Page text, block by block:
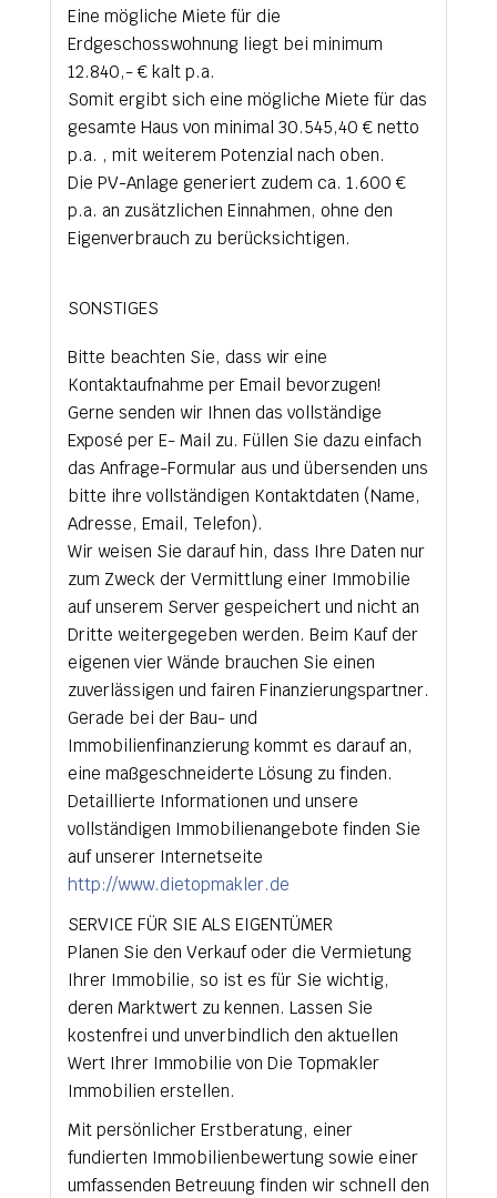
Eine mögliche Miete für die
Erdgeschosswohnung liegt bei minimum
12.840,- € kalt p.a.
Somit ergibt sich eine mögliche Miete für das
gesamte Haus von minimal 30.545,40 € netto
p.a. , mit weiterem Potenzial nach oben.
Die PV-Anlage generiert zudem ca. 1.600 €
p.a. an zusätzlichen Einnahmen, ohne den
Eigenverbrauch zu berücksichtigen.
SONSTIGES
Bitte beachten Sie, dass wir eine
Kontaktaufnahme per Email bevorzugen!
Gerne senden wir Ihnen das vollständige
Exposé per E- Mail zu. Füllen Sie dazu einfach
das Anfrage-Formular aus und übersenden uns
bitte ihre vollständigen Kontaktdaten (Name,
Adresse, Email, Telefon).
Wir weisen Sie darauf hin, dass Ihre Daten nur
zum Zweck der Vermittlung einer Immobilie
auf unserem Server gespeichert und nicht an
Dritte weitergegeben werden. Beim Kauf der
eigenen vier Wände brauchen Sie einen
zuverlässigen und fairen Finanzierungspartner.
Gerade bei der Bau- und
Immobilienfinanzierung kommt es darauf an,
eine maßgeschneiderte Lösung zu finden.
Detaillierte Informationen und unsere
vollständigen Immobilienangebote finden Sie
auf unserer Internetseite
http://www.dietopmakler.de
SERVICE FÜR SIE ALS EIGENTÜMER
Planen Sie den Verkauf oder die Vermietung
Ihrer Immobilie, so ist es für Sie wichtig,
deren Marktwert zu kennen. Lassen Sie
kostenfrei und unverbindlich den aktuellen
Wert Ihrer Immobilie von Die Topmakler
Immobilien erstellen.
Mit persönlicher Erstberatung, einer
fundierten Immobilienbewertung sowie einer
umfassenden Betreuung finden wir schnell den